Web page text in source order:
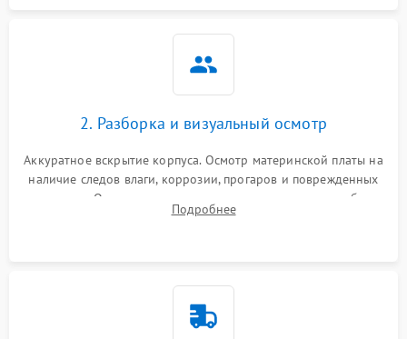
2. Разборка и визуальный осмотр
Аккуратное вскрытие корпуса. Осмотр материнской платы на
наличие следов влаги, коррозии, прогаров и поврежденных
элементов. Оценка состояния системы охлаждения, турбины
кулера и степени загрязнения радиатора пылью.
Подробнее